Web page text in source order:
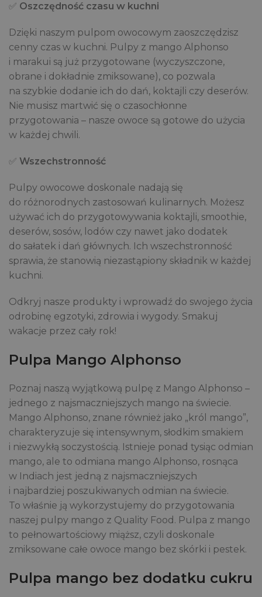
✅ Oszczędność czasu w kuchni
Dzięki naszym pulpom owocowym zaoszczędzisz
cenny czas w kuchni. Pulpy z mango Alphonso
i marakui są już przygotowane (wyczyszczone,
obrane i dokładnie zmiksowane), co pozwala
na szybkie dodanie ich do dań, koktajli czy deserów.
Nie musisz martwić się o czasochłonne
przygotowania – nasze owoce są gotowe do użycia
w każdej chwili.
✅ Wszechstronność
Pulpy owocowe doskonale nadają się
do różnorodnych zastosowań kulinarnych. Możesz
używać ich do przygotowywania koktajli, smoothie,
deserów, sosów, lodów czy nawet jako dodatek
do sałatek i dań głównych. Ich wszechstronność
sprawia, że stanowią niezastąpiony składnik w każdej
kuchni.
Odkryj nasze produkty i wprowadź do swojego życia
odrobinę egzotyki, zdrowia i wygody. Smakuj
wakacje przez cały rok!
Pulpa Mango Alphonso
Poznaj naszą wyjątkową pulpę z Mango Alphonso –
jednego z najsmaczniejszych mango na świecie.
Mango Alphonso, znane również jako „król mango”,
charakteryzuje się intensywnym, słodkim smakiem
i niezwykłą soczystością. Istnieje ponad tysiąc odmian
mango, ale to odmiana mango Alphonso, rosnąca
w Indiach jest jedną z najsmaczniejszych
i najbardziej poszukiwanych odmian na świecie.
To właśnie ją wykorzystujemy do przygotowania
naszej pulpy mango z Quality Food. Pulpa z mango
to pełnowartościowy miąższ, czyli doskonale
zmiksowane całe owoce mango bez skórki i pestek.
Pulpa mango bez dodatku cukru